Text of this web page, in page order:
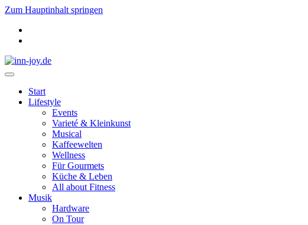
Zum Hauptinhalt springen
Start
Lifestyle
Events
Varieté & Kleinkunst
Musical
Kaffeewelten
Wellness
Für Gourmets
Küche & Leben
All about Fitness
Musik
Hardware
On Tour